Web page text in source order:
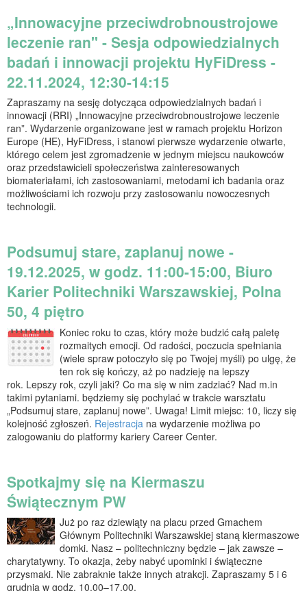
„Innowacyjne przeciwdrobnoustrojowe
leczenie ran" - Sesja odpowiedzialnych
badań i innowacji projektu HyFiDress -
22.11.2024, 12:30-14:15
Zapraszamy na sesję dotycząca odpowiedzialnych badań i
innowacji (RRI) „Innowacyjne przeciwdrobnoustrojowe leczenie
ran”. Wydarzenie organizowane jest w ramach projektu Horizon
Europe (HE), HyFiDress, i stanowi pierwsze wydarzenie otwarte,
którego celem jest zgromadzenie w jednym miejscu naukowców
oraz przedstawicieli społeczeństwa zainteresowanych
biomateriałami, ich zastosowaniami, metodami ich badania oraz
możliwościami ich rozwoju przy zastosowaniu nowoczesnych
technologii.
Podsumuj stare, zaplanuj nowe -
19.12.2025, w godz. 11:00-15:00, Biuro
Karier Politechniki Warszawskiej, Polna
50, 4 piętro
Koniec roku to czas, który może budzić całą paletę
rozmaitych emocji. Od radości, poczucia spełniania
(wiele spraw potoczyło się po Twojej myśli) po ulgę, że
ten rok się kończy, aż po nadzieję na lepszy
rok. Lepszy rok, czyli jaki? Co ma się w nim zadziać? Nad m.in
takimi pytaniami. będziemy się pochylać w trakcie warsztatu
„Podsumuj stare, zaplanuj nowe”. Uwaga! Limit miejsc: 10, liczy się
kolejność zgłoszeń. Rejestracja na wydarzenie możliwa po
zalogowaniu do platformy kariery Career Center.
Spotkajmy się na Kiermaszu
Świątecznym PW
Już po raz dziewiąty na placu przed Gmachem
Głównym Politechniki Warszawskiej staną kiermaszowe
domki. Nasz – politechniczny będzie – jak zawsze –
charytatywny. To okazja, żeby nabyć upominki i świąteczne
przysmaki. Nie zabraknie także innych atrakcji. Zapraszamy 5 i 6
grudnia w godz. 10.00–17.00.